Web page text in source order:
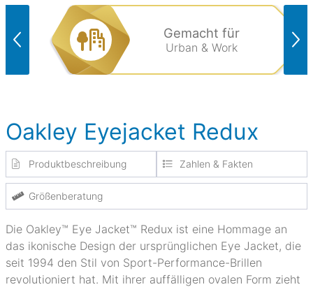
Gemacht für
Urban & Work
Oakley Eyejacket Redux
Produktbeschreibung Zahlen & Fakten
Größenberatung
Die Oakley™ Eye Jacket™ Redux ist eine Hommage an
das ikonische Design der ursprünglichen Eye Jacket, die
seit 1994 den Stil von Sport-Performance-Brillen
revolutioniert hat. Mit ihrer auffälligen ovalen Form zieht